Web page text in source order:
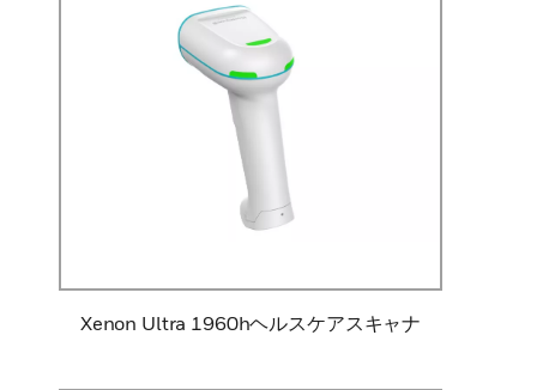
Xenon Ultra 1960hヘルスケアスキャナ